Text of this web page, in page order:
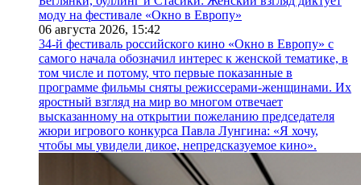
моду на фестивале «Окно в Европу»
06 августа 2026, 15:42
34-й фестиваль российского кино «Окно в Европу» с
самого начала обозначил интерес к женской тематике, в
том числе и потому, что первые показанные в
программе фильмы сняты режиссерами-женщинами. Их
яростный взгляд на мир во многом отвечает
высказанному на открытии пожеланию председателя
жюри игрового конкурса Павла Лунгина: «Я хочу,
чтобы мы увидели дикое, непредсказуемое кино».